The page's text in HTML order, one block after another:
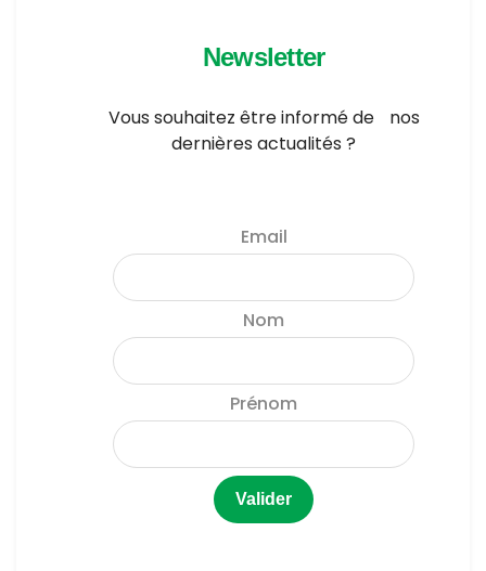
Newsletter
Vous souhaitez être informé de nos
dernières actualités ?
Email
Nom
Prénom